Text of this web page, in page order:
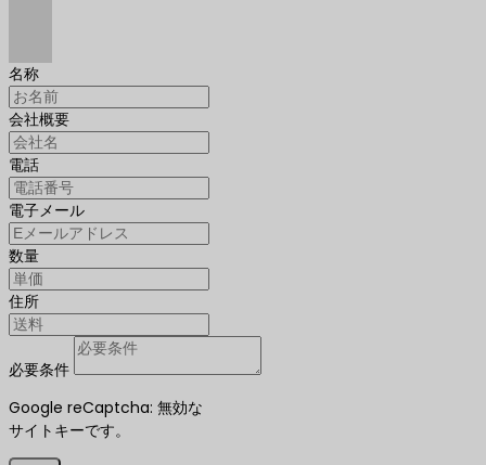
名称
会社概要
電話
電子メール
数量
住所
必要条件
Google reCaptcha: 無効な
サイトキーです。